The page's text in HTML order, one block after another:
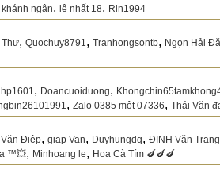
ngân, lê nhất 18, Rin1994
, Quochuy8791, Tranhongsontb, Ngọn Hải
, Doancuoiduong,
, Zalo 0385 một 07336, Thái Văn
Điệp, giap Van, Duyhungdq, ĐINH Văn Trang
™💥, Minhoang le, Hoa Cà Tím 🍆🍆🍆